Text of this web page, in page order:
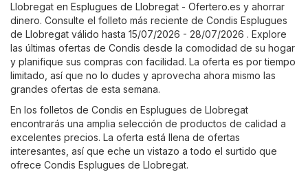
Llobregat en Esplugues de Llobregat - Ofertero.es y ahorrar
dinero. Consulte el folleto más reciente de Condis Esplugues
de Llobregat válido hasta 15/07/2026 - 28/07/2026 . Explore
las últimas ofertas de Condis desde la comodidad de su hogar
y planifique sus compras con facilidad. La oferta es por tiempo
limitado, así que no lo dudes y aprovecha ahora mismo las
grandes ofertas de esta semana.
En los folletos de Condis en Esplugues de Llobregat
encontrarás una amplia selección de productos de calidad a
excelentes precios. La oferta está llena de ofertas
interesantes, así que eche un vistazo a todo el surtido que
ofrece Condis Esplugues de Llobregat.